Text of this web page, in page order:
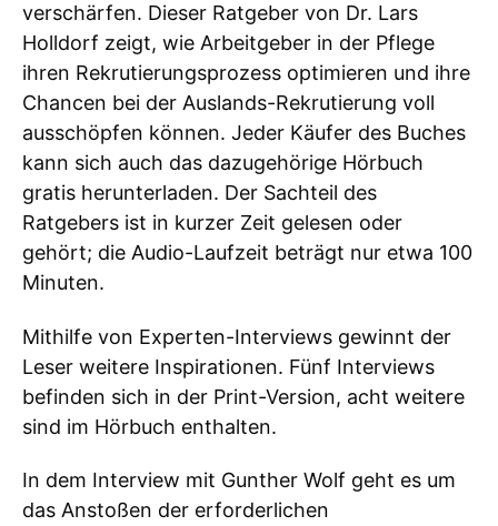
verschärfen. Dieser Ratgeber von Dr. Lars
Holldorf zeigt, wie Arbeitgeber in der Pflege
ihren Rekrutierungsprozess optimieren und ihre
Chancen bei der Auslands-Rekrutierung voll
ausschöpfen können. Jeder Käufer des Buches
kann sich auch das dazugehörige Hörbuch
gratis herunterladen. Der Sachteil des
Ratgebers ist in kurzer Zeit gelesen oder
gehört; die Audio-Laufzeit beträgt nur etwa 100
Minuten.
Mithilfe von Experten-Interviews gewinnt der
Leser weitere Inspirationen. Fünf Interviews
befinden sich in der Print-Version, acht weitere
sind im Hörbuch enthalten.
In dem Interview mit Gunther Wolf geht es um
das Anstoßen der erforderlichen